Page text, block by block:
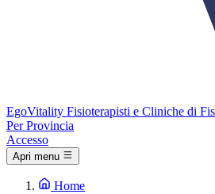
EgoVitality Fisioterapisti e Cliniche di
Per Provincia
Accesso
Apri menu
Home